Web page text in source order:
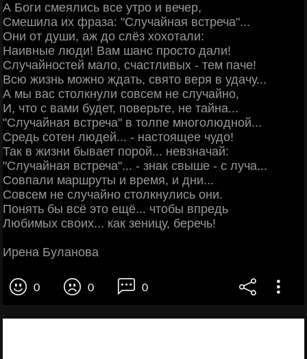
А Боги смеялись все утро и вечер,
Смешила их фраза: "Случайная встреча"...
Они от души, аж до слёз хохотали:
Наивные люди! Вам шанс просто дали!
Случайностей мало, счастливых - тем паче!
Всю жизнь можно ждать, свято веря в удачу...
А мы вас столкнули совсем не случайно,
И, что с вами будет, поверьте, не тайна...
"Случайная встреча" в толпе многолюдной...
Средь сотен людей... - настоящее чудо!
Так в жизни бывает порой... невзначай:
"Случайная встреча"... - знак свыше - с луча...
Совпали маршруты и время, и дни...
Совсем не случайно столкнулись они.
Понять бы всё это ещё... чтобы впредь
Любимых своих... как зеницу, беречь!
Ирена Буланова
0 0 0